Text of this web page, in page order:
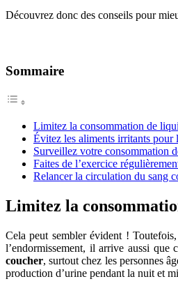
Découvrez donc des conseils pour
Sommaire
Limitez la consommation de
Évitez les aliments irritants
Surveillez votre consommation
Faites de l’exercice
Relancer la circulation du sang
Limitez la
Cela peut sembler évident !
l’endormissement, il arrive aussi
coucher, surtout chez les personnes
production d’urine pendant la nuit et